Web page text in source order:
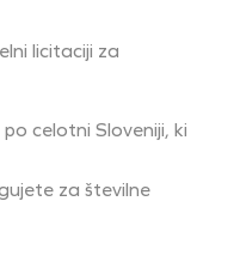
licitaciji za
celotni Sloveniji, ki
za številne